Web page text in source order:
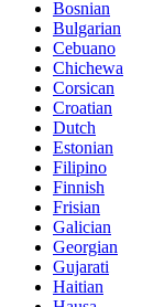
Bosnian
Bulgarian
Cebuano
Chichewa
Corsican
Croatian
Dutch
Estonian
Filipino
Finnish
Frisian
Galician
Georgian
Gujarati
Haitian